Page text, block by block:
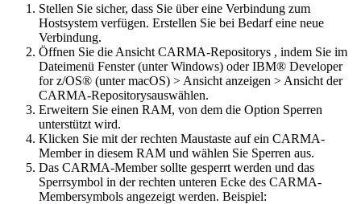
Stellen Sie sicher, dass Sie über eine Verbindung zum
Hostsystem verfügen. Erstellen Sie bei Bedarf eine neue
Verbindung.
Öffnen Sie die Ansicht CARMA-Repositorys , indem Sie im
Dateimenü Fenster(unter Windows) oderIBM® Developer
for z/OS® (unter macOS) > Ansicht anzeigen > Ansicht der
CARMA-Repositorysauswählen.
Erweitern Sie einen RAM, von dem die Option Sperren
unterstützt wird.
Klicken Sie mit der rechten Maustaste auf ein CARMA-
Member in diesem RAM und wählen Sie Sperren aus.
Das CARMA-Member sollte gesperrt werden und das
Sperrsymbol in der rechten unteren Ecke des CARMA-
Membersymbols angezeigt werden. Beispiel: